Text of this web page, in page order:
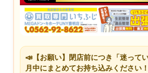
📣【お願い】閉店前につき「迷って
月中にまとめてお持ち込みください！